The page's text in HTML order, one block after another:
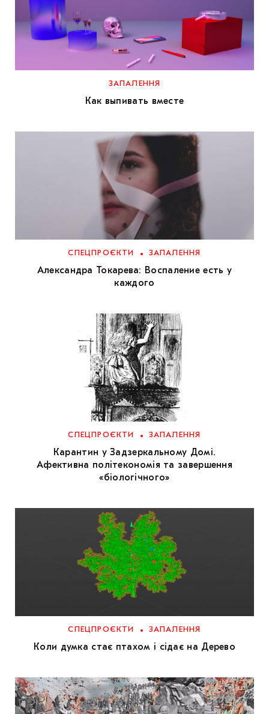
ЗАПАЛЕННЯ
Как выпивать вместе
СПЕЦПРОЄКТИ ЗАПАЛЕННЯ
Александра Токарева: Воспаление есть у
каждого
СПЕЦПРОЄКТИ ЗАПАЛЕННЯ
Карантин у Задзеркальному Домі.
Афективна політекономія та завершення
«біологічного»
СПЕЦПРОЄКТИ ЗАПАЛЕННЯ
Коли думка стає птахом і сідає на Дерево